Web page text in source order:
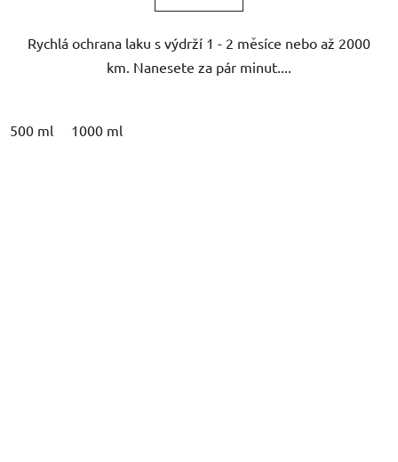
Rychlá ochrana laku s výdrží 1 - 2 měsíce nebo až 2000
km. Nanesete za pár minut....
500 ml 1000 ml